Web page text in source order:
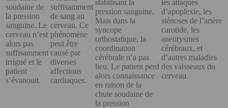
soudaine de
la pression
sanguine. Le
cerveau n’est
alors pas
suffisamment
irrigué et le
patient
s’évanouit.
suffisamment
de sang au
cerveau. Ce
phénomène
peut être
causé par
diverses
affections
cardiaques.
stabilisant la
pression sanguine.
Mais dans la
syncope
orthostatique, la
coordination
cérébrale n’a pas
lieu. Le patient perd
alors connaissance
en raison de la
chute soudaine de
la pression
les attaques
d’apoplexie, les
sténoses de l’artère
carotide, les
aneurysmes
cérébraux, et
d’autres maladies
des vaisseaux du
cerveau.